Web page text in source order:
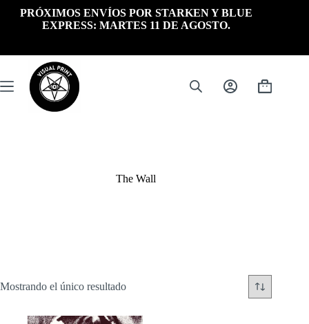
PRÓXIMOS ENVÍOS POR STARKEN Y BLUE
EXPRESS: MARTES 11 DE AGOSTO.
Carrito
The Wall
Mostrando el único resultado